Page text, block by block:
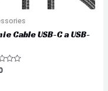
Cable USB-C a USB-